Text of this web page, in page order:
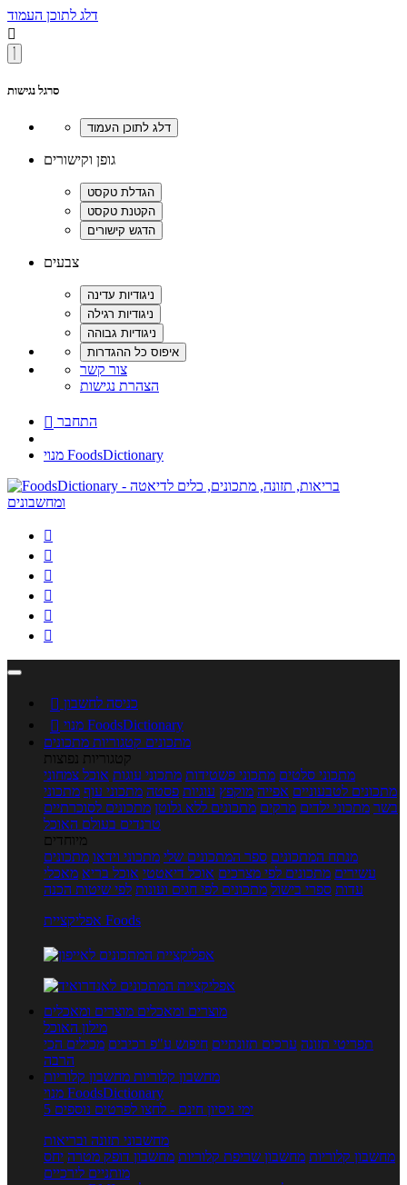
דלג לתוכן העמוד

סרגל נגישות
גופן וקישורים
צבעים
צור קשר
הצהרת נגישות
 התחבר
מנוי FoodsDictionary






 כניסה לחשבון

מנוי FoodsDictionary
מתכונים קטגוריות מתכונים
קטגוריות נפוצות
מתכוני סלטים מתכוני פשטידות מתכוני עוגות אוכל צמחוני
מתכונים לטבעוניים אפייה מוקפץ עוגיות פסטה מתכוני עוף מתכוני
בשר מתכוני ילדים מרקים מתכונים ללא גלוטן מתכונים לסוכרתיים
טרנדים בעולם האוכל
מיוחדים
מנתח המתכונים ספר המתכונים שלי מתכוני וידאו מתכונים
עשירים מתכונים לפי מצרכים אוכל דיאטטי אוכל בריא מאכלי
עדות ספרי בישול מתכונים לפי חגים ועונות לפי שיטות הכנה
אפליקציית Foods
מוצרים ומאכלים מוצרים ומאכלים
מילון האוכל
תפריטי תזונה ערכים תזונתיים חיפוש ע"פ רכיבים מכילים הכי
הרבה
מחשבון קלוריות מחשבון קלוריות
מנוי FoodsDictionary
5 ימי ניסיון חינם - לחצו לפרטים נוספים
מחשבוני תזונה ובריאות
מחשבון קלוריות מחשבון שריפת קלוריות מחשבון דופק מטרה יחס
מותניים לירכיים